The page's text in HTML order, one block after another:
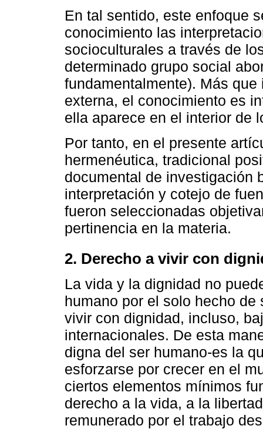
En tal sentido, este enfoque
conocimiento las
socioculturales a través de
determinado grupo social
fundamentalmente). Más
externa, el conocimiento es
ella aparece en el interior de
Por tanto, en el presente
hermenéutica, tradicional
documental de investigación
interpretación y cotejo de
fueron seleccionadas
pertinencia en la materia.
2. Derecho a vivir con
La vida y la dignidad no
humano por el solo hecho
vivir con dignidad, incluso,
internacionales. De esta
digna del ser humano-es la
esforzarse por crecer en el
ciertos elementos mínimos
derecho a la vida, a la
remunerado por el trabajo